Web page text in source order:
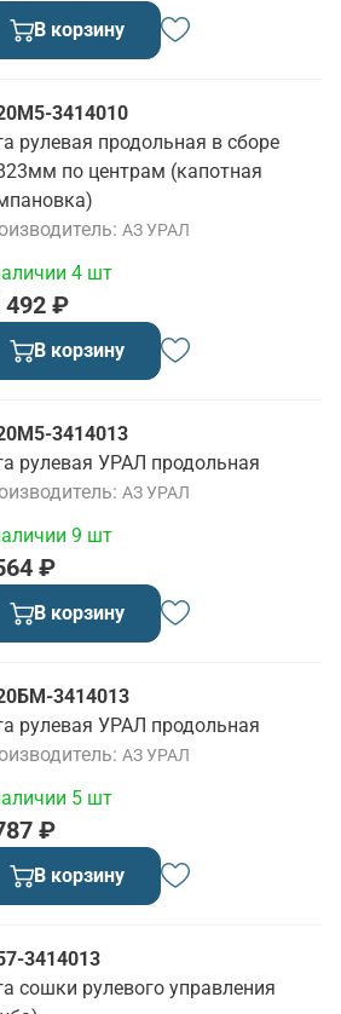
В корзину
3414010
рулевая продольная в сборе
по центрам (капотная
АЗ УРАЛ
492 ₽
4 шт
В корзину
3414013
рулевая УРАЛ продольная
АЗ УРАЛ
₽
9 шт
В корзину
3414013
рулевая УРАЛ продольная
АЗ УРАЛ
₽
5 шт
В корзину
3414013
сошки рулевого управления